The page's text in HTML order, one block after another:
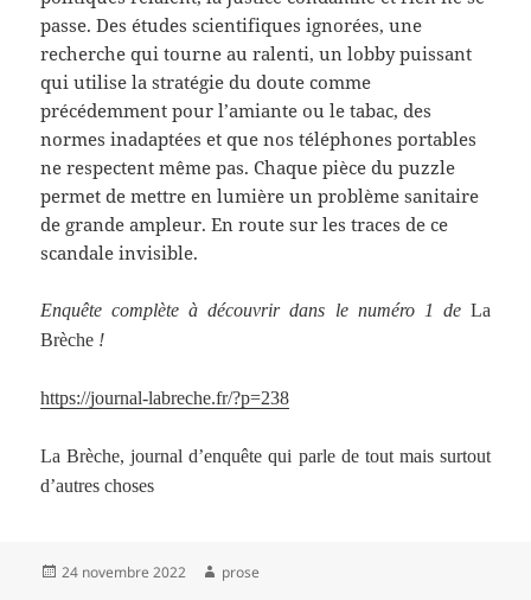
passe. Des études scientifiques ignorées, une
recherche qui tourne au ralenti, un lobby puissant
qui utilise la stratégie du doute comme
précédemment pour l’amiante ou le tabac, des
normes inadaptées et que nos téléphones portables
ne respectent même pas. Chaque pièce du puzzle
permet de mettre en lumière un problème sanitaire
de grande ampleur. En route sur les traces de ce
scandale invisible.
Enquête complète à découvrir dans le numéro 1 de La
Brèche !
https://journal-labreche.fr/?p=238
La Brèche, journal d’enquête qui parle de tout mais surtout
d’autres choses
Publié
24 novembre 2022 Auteur
prose